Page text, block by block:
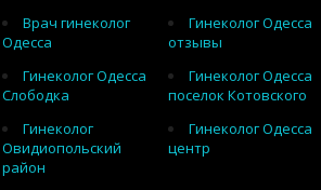
Врач гинеколог
Одесса
Гинеколог Одесса
отзывы
Гинеколог Одесса
Слободка
Гинеколог Одесса
поселок Котовского
Гинеколог
Овидиопольский
район
Гинеколог Одесса
центр